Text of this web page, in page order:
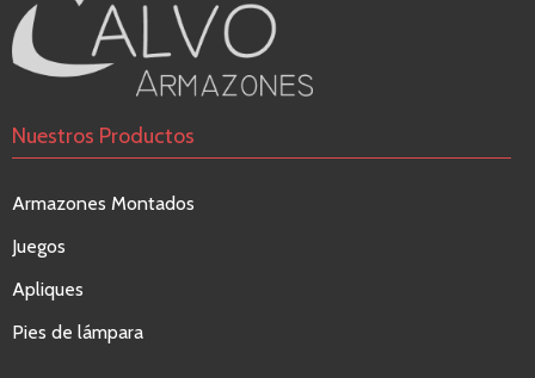
Nuestros Productos
Armazones Montados
Juegos
Apliques
Pies de lámpara